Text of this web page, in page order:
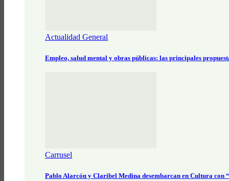
Actualidad General
Empleo, salud mental y obras públicas: las principales
Carrusel
Pablo Alarcón y Claribel Medina desembarcan en Cultura con